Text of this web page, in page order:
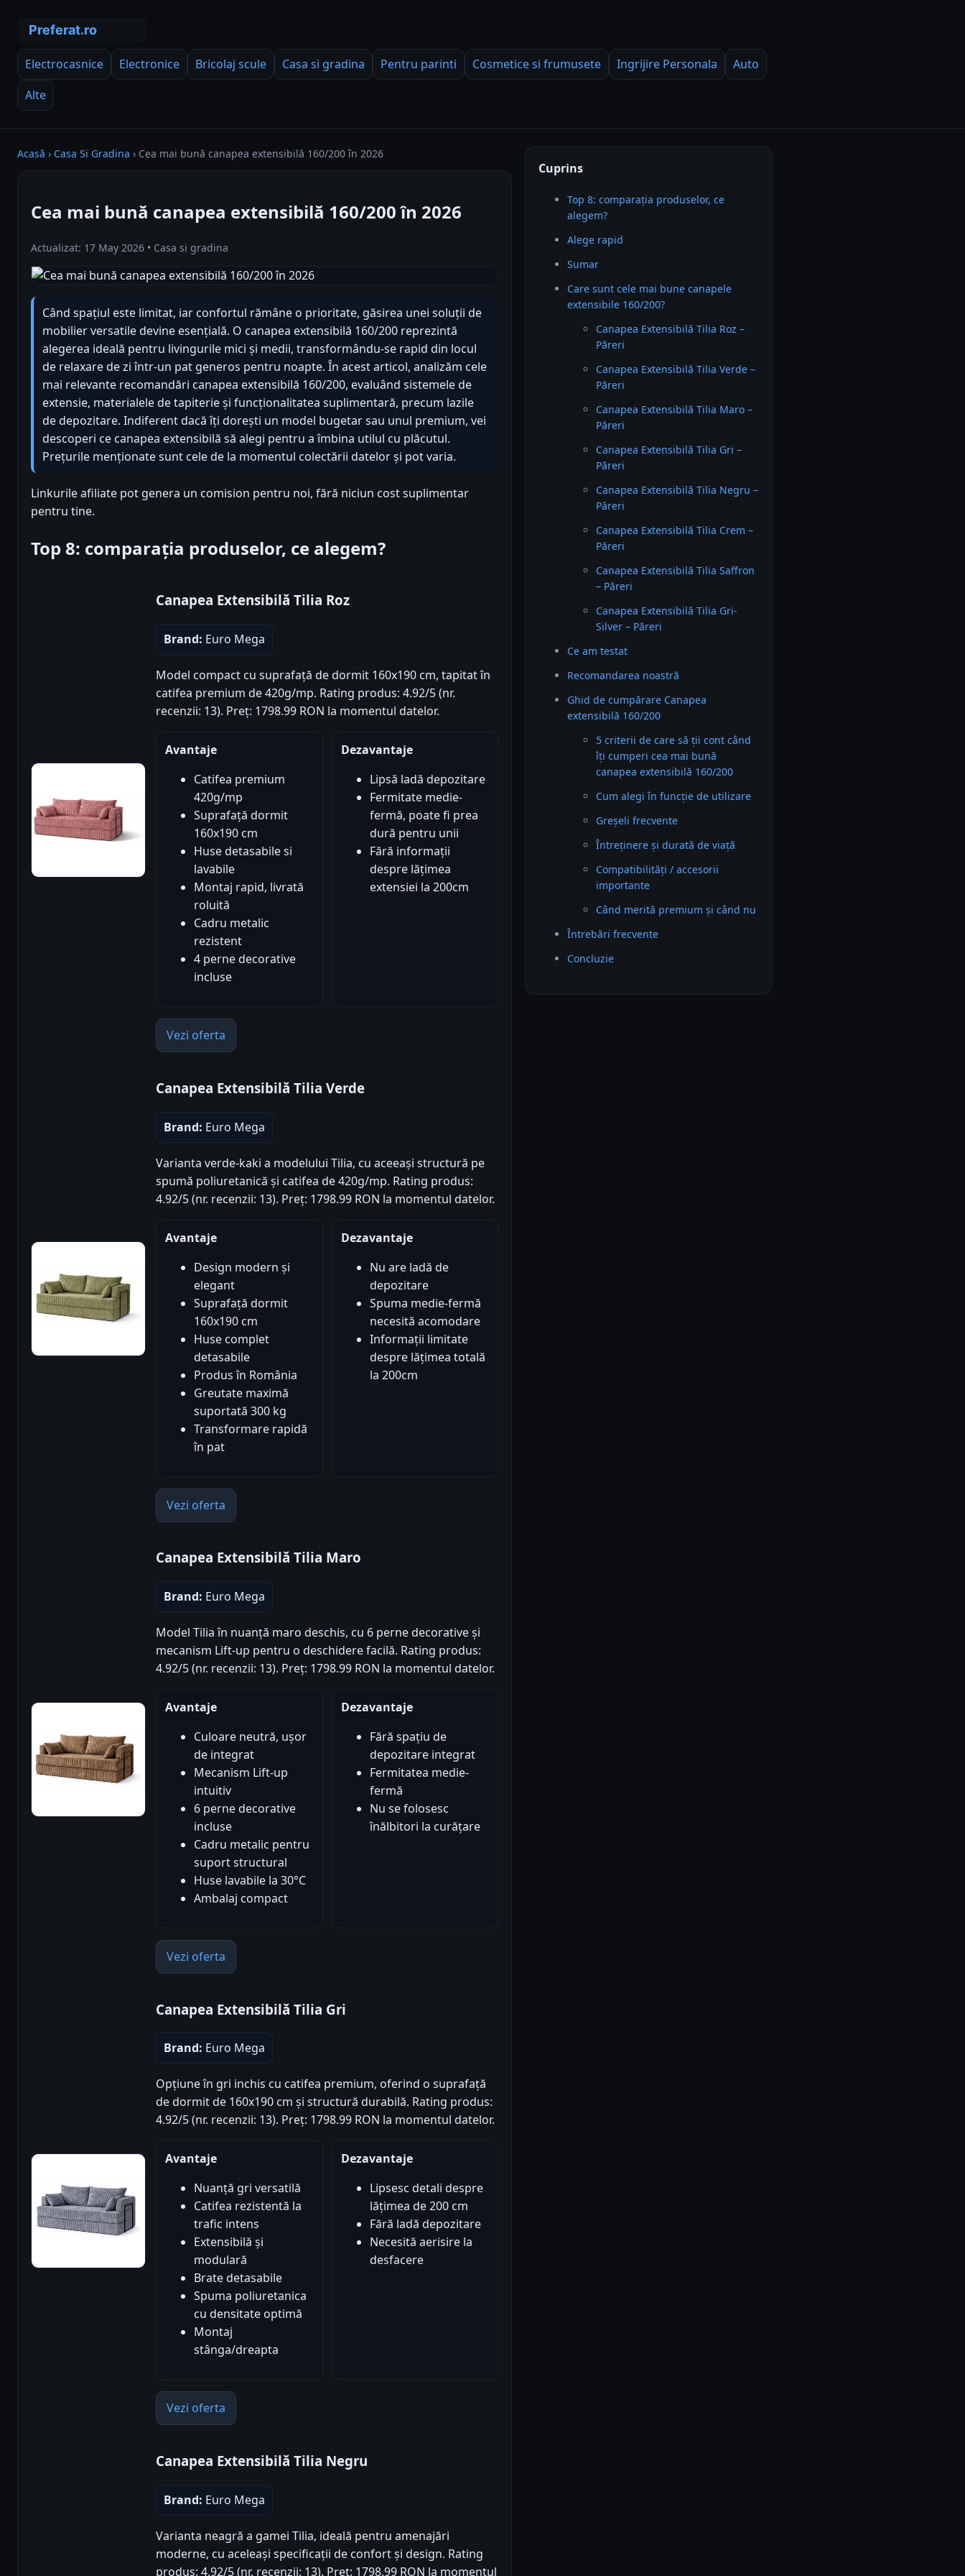
Electrocasnice Electronice Bricolaj scule Casa si gradina Pentru parinti Cosmetice si frumusete Ingrijire Personala
Auto
Alte
Acasă › Casa Si Gradina › Cea mai bună canapea extensibilă 160/200 în 2026
Cea mai bună canapea extensibilă 160/200 în 2026
Actualizat: 17 May 2026 • Casa si gradina
Când spațiul este limitat, iar confortul rămâne o prioritate, găsirea unei soluții de
mobilier versatile devine esențială. O canapea extensibilă 160/200 reprezintă
alegerea ideală pentru livingurile mici și medii, transformându-se rapid din locul
de relaxare de zi într-un pat generos pentru noapte. În acest articol, analizăm cele
mai relevante recomandări canapea extensibilă 160/200, evaluând sistemele de
extensie, materialele de tapiterie și funcționalitatea suplimentară, precum lazile
de depozitare. Indiferent dacă îți dorești un model bugetar sau unul premium, vei
descoperi ce canapea extensibilă să alegi pentru a îmbina utilul cu plăcutul.
Prețurile menționate sunt cele de la momentul colectării datelor și pot varia.
Linkurile afiliate pot genera un comision pentru noi, fără niciun cost suplimentar
pentru tine.
Top 8: comparația produselor, ce alegem?
Canapea Extensibilă Tilia Roz
Brand: Euro Mega
Model compact cu suprafață de dormit 160x190 cm, tapitat în
catifea premium de 420g/mp. Rating produs: 4.92/5 (nr.
recenzii: 13). Preț: 1798.99 RON la momentul datelor.
Avantaje
Catifea premium
420g/mp
Suprafață dormit
160x190 cm
Huse detasabile si
lavabile
Montaj rapid, livrată
roluită
Cadru metalic
rezistent
4 perne decorative
incluse
Dezavantaje
Lipsă ladă depozitare
Fermitate medie-
fermă, poate fi prea
dură pentru unii
Fără informații
despre lățimea
extensiei la 200cm
Vezi oferta
Canapea Extensibilă Tilia Verde
Brand: Euro Mega
Varianta verde-kaki a modelului Tilia, cu aceeași structură pe
spumă poliuretanică și catifea de 420g/mp. Rating produs:
4.92/5 (nr. recenzii: 13). Preț: 1798.99 RON la momentul datelor.
Avantaje
Design modern și
elegant
Suprafață dormit
160x190 cm
Huse complet
detasabile
Produs în România
Greutate maximă
suportată 300 kg
Transformare rapidă
în pat
Dezavantaje
Nu are ladă de
depozitare
Spuma medie-fermă
necesită acomodare
Informații limitate
despre lățimea totală
la 200cm
Vezi oferta
Canapea Extensibilă Tilia Maro
Brand: Euro Mega
Model Tilia în nuanță maro deschis, cu 6 perne decorative și
mecanism Lift-up pentru o deschidere facilă. Rating produs:
4.92/5 (nr. recenzii: 13). Preț: 1798.99 RON la momentul datelor.
Avantaje
Culoare neutră, ușor
de integrat
Mecanism Lift-up
intuitiv
6 perne decorative
incluse
Cadru metalic pentru
suport structural
Huse lavabile la 30°C
Ambalaj compact
Dezavantaje
Fără spațiu de
depozitare integrat
Fermitatea medie-
fermă
Nu se folosesc
înălbitori la curățare
Vezi oferta
Canapea Extensibilă Tilia Gri
Brand: Euro Mega
Opțiune în gri inchis cu catifea premium, oferind o suprafață
de dormit de 160x190 cm și structură durabilă. Rating produs:
4.92/5 (nr. recenzii: 13). Preț: 1798.99 RON la momentul datelor.
Avantaje
Nuanță gri versatilă
Catifea rezistentă la
trafic intens
Extensibilă și
modulară
Brate detasabile
Spuma poliuretanica
cu densitate optimă
Montaj
stânga/dreapta
Dezavantaje
Lipsesc detali despre
lățimea de 200 cm
Fără ladă depozitare
Necesită aerisire la
desfacere
Vezi oferta
Canapea Extensibilă Tilia Negru
Brand: Euro Mega
Varianta neagră a gamei Tilia, ideală pentru amenajări
moderne, cu aceleași specificații de confort și design. Rating
produs: 4.92/5 (nr. recenzii: 13). Preț: 1798.99 RON la momentul
Cuprins
Top 8: comparația produselor, ce
alegem?
Alege rapid
Sumar
Care sunt cele mai bune canapele
extensibile 160/200?
Canapea Extensibilă Tilia Roz –
Păreri
Canapea Extensibilă Tilia Verde –
Păreri
Canapea Extensibilă Tilia Maro –
Păreri
Canapea Extensibilă Tilia Gri –
Păreri
Canapea Extensibilă Tilia Negru –
Păreri
Canapea Extensibilă Tilia Crem –
Păreri
Canapea Extensibilă Tilia Saffron
– Păreri
Canapea Extensibilă Tilia Gri-
Silver – Păreri
Ce am testat
Recomandarea noastră
Ghid de cumpărare Canapea
extensibilă 160/200
5 criterii de care să ții cont când
îți cumperi cea mai bună
canapea extensibilă 160/200
Cum alegi în funcție de utilizare
Greșeli frecvente
Întreținere și durată de viață
Compatibilități / accesorii
importante
Când merită premium și când nu
Întrebări frecvente
Concluzie